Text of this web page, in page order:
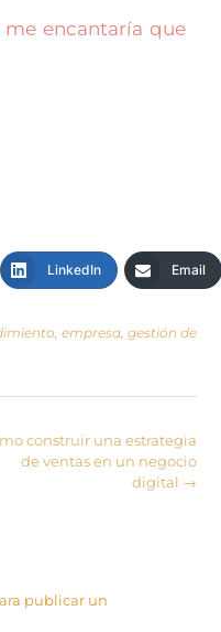
me encantaría que
LinkedIn Email
empresa gestión de
construir una estrategia
de ventas en un negocio
digital →
publicar un